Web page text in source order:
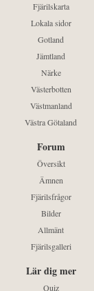
Fjärilskarta
Lokala sidor
Gotland
Jämtland
Närke
Västerbotten
Västmanland
Västra Götaland
Forum
Översikt
Ämnen
Fjärilsfrågor
Bilder
Allmänt
Fjärilsgalleri
Lär dig mer
Quiz